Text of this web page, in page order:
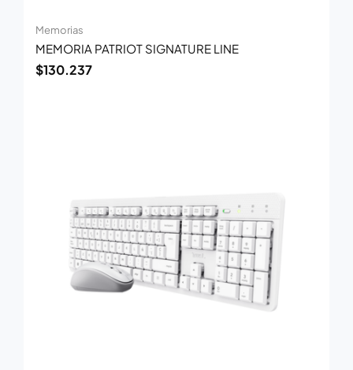
Memorias
MEMORIA PATRIOT SIGNATURE LINE
$130.237